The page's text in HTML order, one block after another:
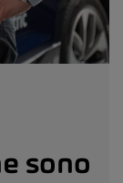
sono